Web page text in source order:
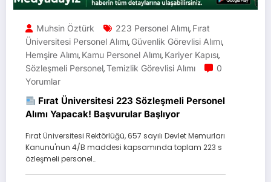
Muhsin Öztürk 223 Personel Alımı, Fırat
Üniversitesi Personel Alımı, Güvenlik Görevlisi Alımı,
Hemşire Alımı, Kamu Personel Alımı, Kariyer Kapısı,
Sözleşmeli Personel,Temizlik Görevlisi Alımı
0
Yorumlar
Fırat Üniversitesi 223 Sözleşmeli Personel
Alımı Yapacak! Başvurular Başlıyor
Fırat Üniversitesi Rektörlüğü, 657 sayılı Devlet Memurları
Kanunu'nun 4/B maddesi kapsamında toplam 223 s
özleşmeli personel…